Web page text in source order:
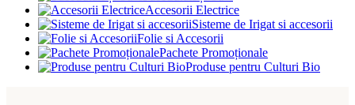
Accesorii Electrice
Sisteme de Irigat si accesorii
Folie si Accesorii
Pachete Promoționale
Produse pentru Culturi Bio